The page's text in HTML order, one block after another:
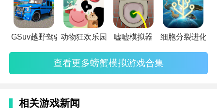
来制作，都是加强过的，玩家可以放心使用，喜欢的朋
友快来试试吧!
游戏教程
万恶的9×9工作台让你感受到作者满满的恶意……
文件中启用"Crafting Only"项。
GSuv越野驾驶模拟器动物狂欢乐园4 嘘嘘模拟器 细胞分裂进化模
查看更多螃蟹模拟游戏合集
相关游戏新闻